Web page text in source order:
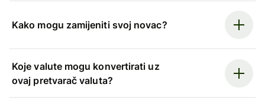
Kako mogu zamijeniti svoj novac?
Koje valute mogu konvertirati uz
ovaj pretvarač valuta?